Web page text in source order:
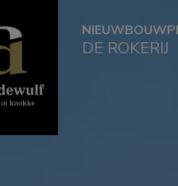
DE ROKERIJ